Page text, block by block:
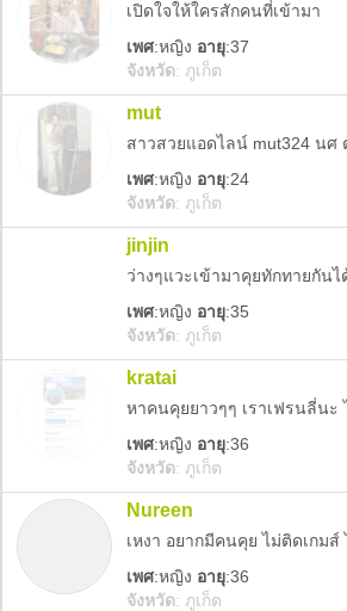
เปิดใจให้ใครสักคนที่เข้ามา
เพศ:หญิง อายุ:37
จังหวัด: ภูเก็ต
mut
สาวสวยแอดไลน์ mut324 นศ
เพศ:หญิง อายุ:24
จังหวัด: ภูเก็ต
jinjin
ว่างๆแวะเข้ามาคุยทักทายกันไ
เพศ:หญิง อายุ:35
จังหวัด: ภูเก็ต
kratai
หาคนคุยยาวๆๆ เราเฟรนลี่นะ
เพศ:หญิง อายุ:36
จังหวัด: ภูเก็ต
Nureen
เหงา อยากมีคนคุย ไม่ติดเกม
เพศ:หญิง อายุ:36
จังหวัด: ภูเก็ต